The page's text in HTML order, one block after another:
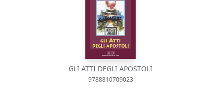
GLI ATTI DEGLI APOSTOLI
9788810709023